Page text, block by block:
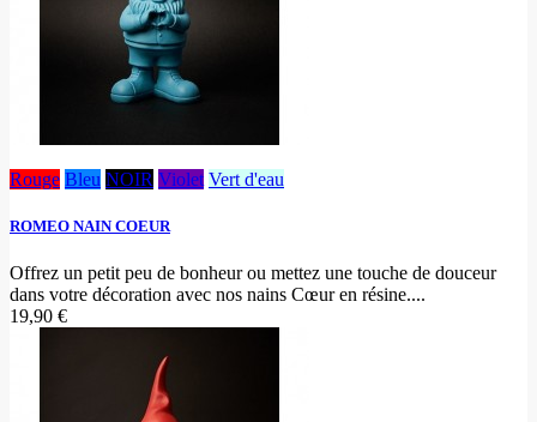
Rouge Bleu NOIR Violet Vert d'eau
ROMEO NAIN COEUR
Offrez un petit peu de bonheur ou mettez une touche de douceur
dans votre décoration avec nos nains Cœur en résine....
19,90 €